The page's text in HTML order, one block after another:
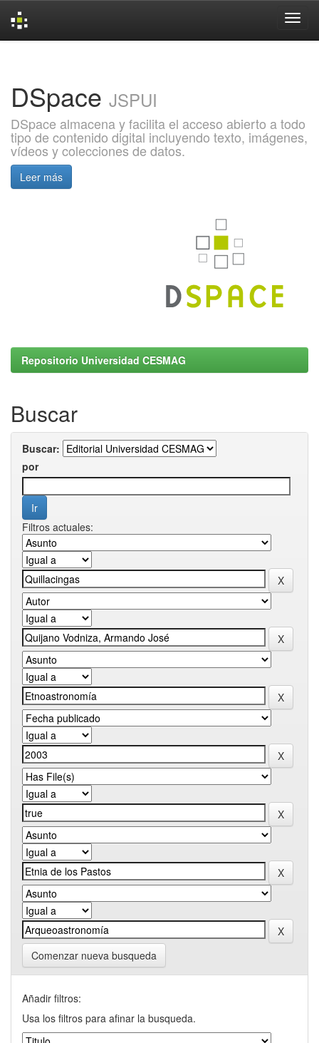
DSpace JSPUI
DSpace almacena y facilita el acceso abierto a todo
tipo de contenido digital incluyendo texto, imágenes,
vídeos y colecciones de datos.
Leer más
Repositorio Universidad CESMAG
Buscar
Buscar:
por
Filtros actuales:
Comenzar nueva busqueda
Añadir filtros:
Usa los filtros para afinar la busqueda.